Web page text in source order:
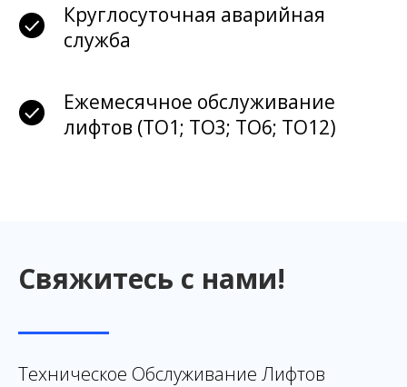
Круглосуточная аварийная
служба
Ежемесячное обслуживание
лифтов (ТО1; ТО3; ТО6; ТО12)
Свяжитесь с нами!
Техническое Обслуживание Лифтов